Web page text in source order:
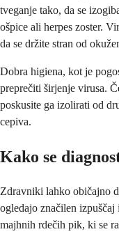
tveganje tako, da se
ošpice ali herpes zoster.
da se držite stran od
Dobra higiena, kot je
preprečiti širjenje virusa.
poskusite ga izolirati od
cepiva.
Kako se
Zdravniki lahko običajno
ogledajo značilen
majhnih rdečih pik, ki se